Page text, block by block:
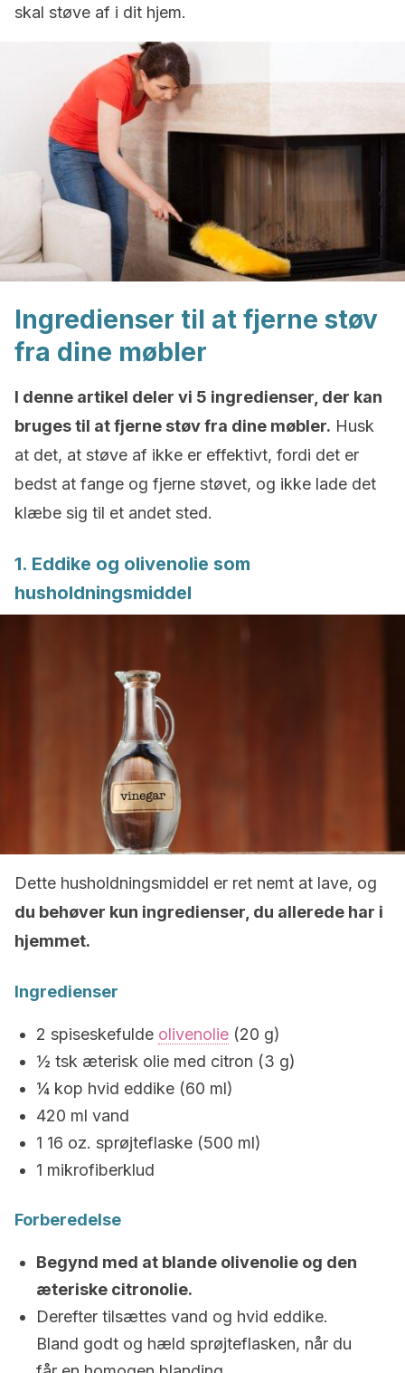
skal støve af i dit hjem.
Ingredienser til at fjerne støv
fra dine møbler
I denne artikel deler vi 5 ingredienser, der kan
bruges til at fjerne støv fra dine møbler. Husk
at det, at støve af ikke er effektivt, fordi det er
bedst at fange og fjerne støvet, og ikke lade det
klæbe sig til et andet sted.
1. Eddike og olivenolie som
husholdningsmiddel
Dette husholdningsmiddel er ret nemt at lave, og
du behøver kun ingredienser, du allerede har i
hjemmet.
Ingredienser
2 spiseskefulde olivenolie (20 g)
½ tsk æterisk olie med citron (3 g)
¼ kop hvid eddike (60 ml)
420 ml vand
1 16 oz. sprøjteflaske (500 ml)
1 mikrofiberklud
Forberedelse
Begynd med at blande olivenolie og den
æteriske citronolie.
Derefter tilsættes vand og hvid eddike.
Bland godt og hæld sprøjteflasken, når du